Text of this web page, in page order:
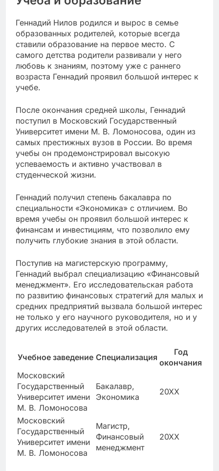
Геннадий Нилов родился и вырос в семье
образованных родителей, которые всегда
ставили образование на первое место. С
самого детства родители развивали у него
любовь к знаниям, поэтому уже с раннего
возраста Геннадий проявил большой интерес к
учебе.
После окончания средней школы, Геннадий
поступил в Московский Государственный
Университет имени М. В. Ломоносова, один из
самых престижных вузов в России. Во время
учебы он продемонстрировал высокую
успеваемость и активно участвовал в
студенческой жизни.
Геннадий получил степень бакалавра по
специальности «Экономика» с отличием. Во
время учебы он проявил большой интерес к
финансам и инвестициям, что позволило ему
получить глубокие знания в этой области.
Поступив на магистерскую программу,
Геннадий выбрал специализацию «Финансовый
менеджмент». Его исследовательская работа
по развитию финансовых стратегий для малых и
средних предприятий вызвала большой интерес
не только у его научного руководителя, но и у
других исследователей в этой области.
Учебное заведение Специализация
Год
окончания
Московский
Государственный
Университет имени
М. В. Ломоносова
Бакалавр,
Экономика
20XX
Московский
Государственный
Университет имени
М. В. Ломоносова
Магистр,
Финансовый
менеджмент
20XX